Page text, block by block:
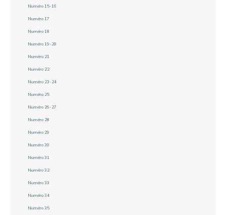
Numéro 15-16
Numéro 17
Numéro 18
Numéro 19-20
Numéro 21
Numéro 22
Numéro 23-24
Numéro 25
Numéro 26-27
Numéro 28
Numéro 29
Numéro 30
Numéro 31
Numéro 32
Numéro 33
Numéro 34
Numéro 35